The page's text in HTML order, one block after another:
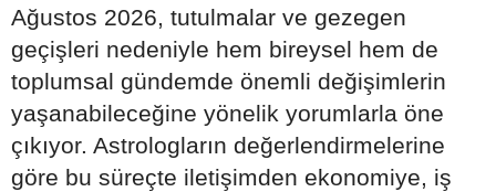
Ağustos 2026, tutulmalar ve gezegen
geçişleri nedeniyle hem bireysel hem de
toplumsal gündemde önemli değişimlerin
yaşanabileceğine yönelik yorumlarla öne
çıkıyor. Astrologların değerlendirmelerine
göre bu süreçte iletişimden ekonomiye, iş